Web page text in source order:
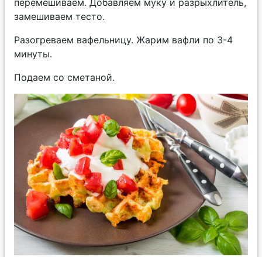
перемешиваем. Добавляем муку и разрыхлитель,
замешиваем тесто.
Разогреваем вафельницу. Жарим вафли по 3-4
минуты.
Подаем со сметаной.